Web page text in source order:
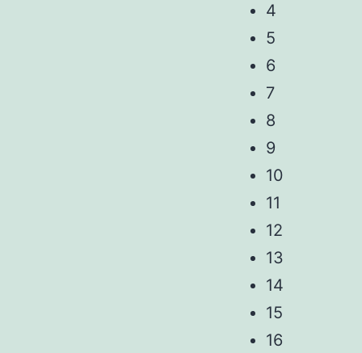
4
5
6
7
8
9
10
11
12
13
14
15
16